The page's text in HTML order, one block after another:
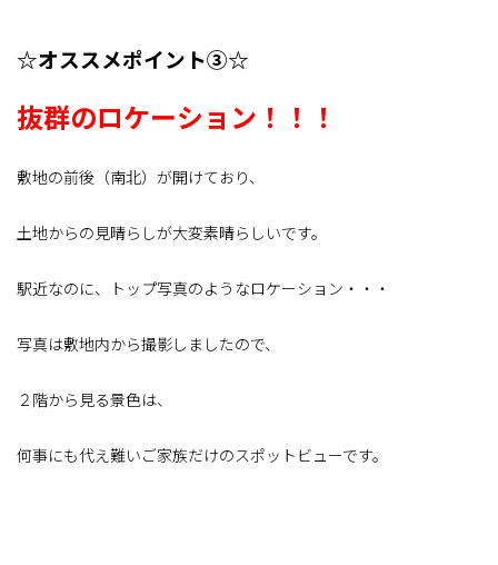
☆オススメポイント③☆
抜群のロケーション！！！
敷地の前後（南北）が開けており、
土地からの見晴らしが大変素晴らしいです。
駅近なのに、トップ写真のようなロケーション・・・
写真は敷地内から撮影しましたので、
２階から見る景色は、
何事にも代え難いご家族だけのスポットビューです。